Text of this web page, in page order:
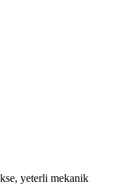
yeterli mekanik